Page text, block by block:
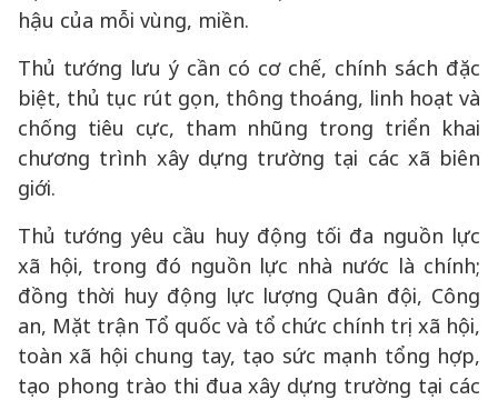
hậu của mỗi vùng, miền.
Thủ tướng lưu ý cần có cơ chế, chính sách đặc
biệt, thủ tục rút gọn, thông thoáng, linh hoạt và
chống tiêu cực, tham nhũng trong triển khai
chương trình xây dựng trường tại các xã biên
giới.
Thủ tướng yêu cầu huy động tối đa nguồn lực
xã hội, trong đó nguồn lực nhà nước là chính;
đồng thời huy động lực lượng Quân đội, Công
an, Mặt trận Tổ quốc và tổ chức chính trị xã hội,
toàn xã hội chung tay, tạo sức mạnh tổng hợp,
tạo phong trào thi đua xây dựng trường tại các